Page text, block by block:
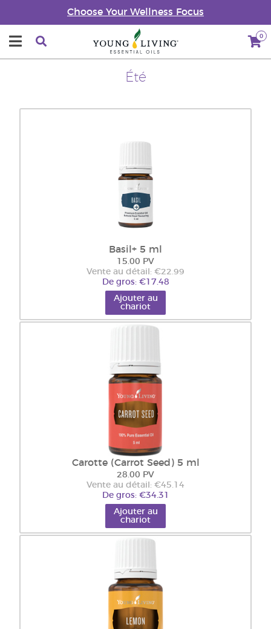
Choose Your Wellness Focus
0
Été
Basil+ 5 ml
15.00 PV
Vente au détail: €22.99
De gros: €17.48
Ajouter au
chariot
Carotte (Carrot Seed) 5 ml
28.00 PV
Vente au détail: €45.14
De gros: €34.31
Ajouter au
chariot